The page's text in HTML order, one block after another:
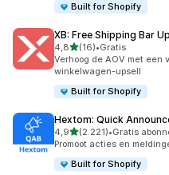
Built for Shopify
XB: Free Shipping Bar
4,8van 5 sterren
(16)
16 recensies in totaal
•Gratis
Verhoog de AOV met een
winkelwagen-upsell
Built for Shopify
Hextom: Quick
4,9van 5 sterren
(2.221)
2221 recensies in totaal
•Gratis
Promoot acties en
Built for Shopify